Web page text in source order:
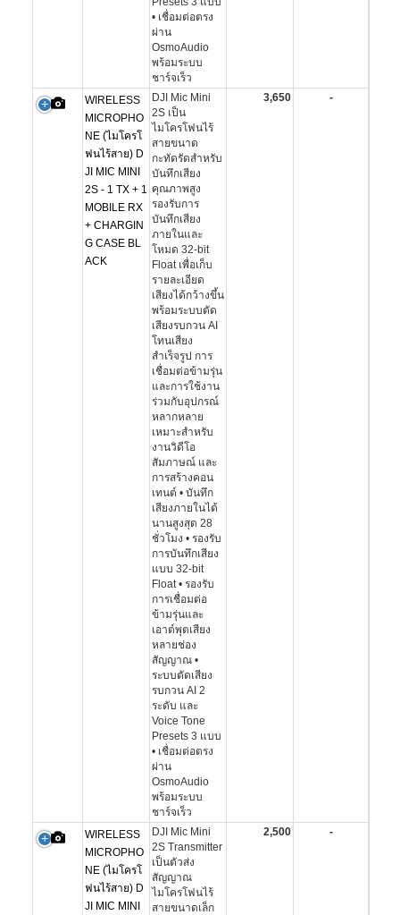
• เชื่อมต่อตรง
ผ่าน
OsmoAudio
พร้อมระบบ
ชาร์จเร็ว
WIRELESS
MICROPHO
NE (ไมโครโ
ฟนไร้สาย) D
JI MIC MINI
2S - 1 TX + 1
MOBILE RX
+ CHARGIN
G CASE BL
ACK
DJI Mic Mini
2S เป็น
ไมโครโฟนไร้
สายขนาด
กะทัดรัดสำหรับ
บันทึกเสียง
คุณภาพสูง
รองรับการ
บันทึกเสียง
ภายในและ
โหมด 32-bit
Float เพื่อเก็บ
รายละเอียด
เสียงได้กว้างขึ้น
พร้อมระบบตัด
เสียงรบกวน AI
โทนเสียง
สำเร็จรูป การ
เชื่อมต่อข้ามรุ่น
และการใช้งาน
ร่วมกับอุปกรณ์
หลากหลาย
เหมาะสำหรับ
งานวิดีโอ
สัมภาษณ์ และ
การสร้างคอน
เทนต์ • บันทึก
เสียงภายในได้
นานสูงสุด 28
ชั่วโมง • รองรับ
การบันทึกเสียง
แบบ 32-bit
Float • รองรับ
การเชื่อมต่อ
ข้ามรุ่นและ
เอาต์พุตเสียง
หลายช่อง
สัญญาณ •
ระบบตัดเสียง
รบกวน AI 2
ระดับ และ
Voice Tone
Presets 3 แบบ
• เชื่อมต่อตรง
ผ่าน
OsmoAudio
พร้อมระบบ
ชาร์จเร็ว
3,650 -
WIRELESS
MICROPHO
NE (ไมโครโ
ฟนไร้สาย) D
JI MIC MINI
DJI Mic Mini
2S Transmitter
เป็นตัวส่ง
สัญญาณ
ไมโครโฟนไร้
สายขนาดเล็ก
2,500 -